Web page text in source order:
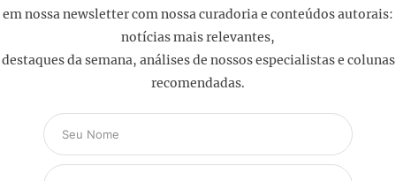
em nossa newsletter com nossa curadoria e conteúdos autorais:
notícias mais relevantes,
destaques da semana, análises de nossos especialistas e colunas
recomendadas.